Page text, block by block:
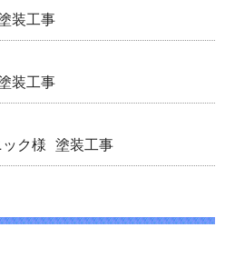
装工事
装工事
ック様 塗装工事